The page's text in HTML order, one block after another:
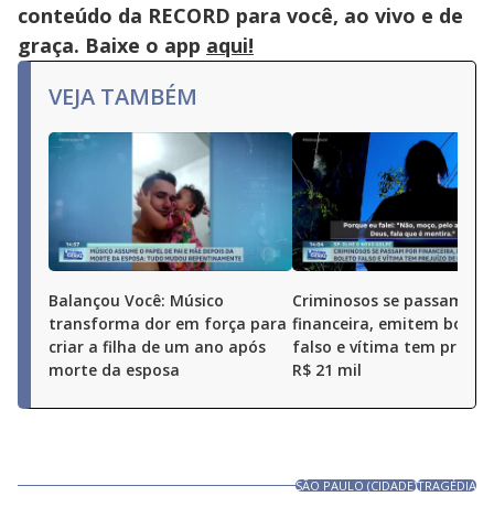
conteúdo da RECORD para você, ao vivo e de
graça. Baixe o app aqui!
VEJA TAMBÉM
Balançou Você: Músico
transforma dor em força para
criar a filha de um ano após
morte da esposa
Criminosos se passam por
financeira, emitem boleto
falso e vítima tem
R$ 21 mil
SÃO PAULO (CIDADE)TRAGÉDIA